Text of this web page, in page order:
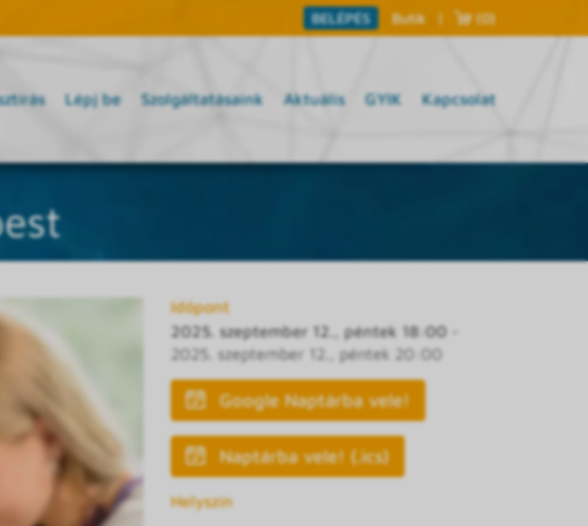
BELÉPÉS Butik | (0)
Lépj be Szolgáltatásaink Aktuális GYIK Kapcsolat
Időpont
2025. szeptember 12., péntek 18:00
2025. szeptember 12., péntek 20:00
Google Naptárba vele!
Naptárba vele! (.ics)
Helyszín